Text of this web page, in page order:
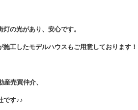
の光があり、安心です。
工したモデルハウスもご用意しております！
売買仲介、
です♪♪